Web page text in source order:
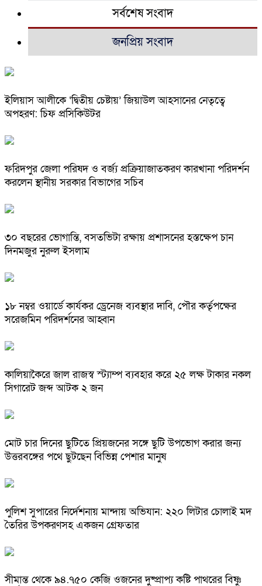
সর্বশেষ সংবাদ
জনপ্রিয় সংবাদ
ইলিয়াস আলীকে ‘দ্বিতীয় চেষ্টায়’ জিয়াউল আহসানের নেতৃত্বে
অপহরণ: চিফ প্রসিকিউটর
ফরিদপুর জেলা পরিষদ ও বর্জ্য প্রক্রিয়াজাতকরণ কারখানা পরিদর্শন
করলেন স্থানীয় সরকার বিভাগের সচিব
৩০ বছরের ভোগান্তি, বসতভিটা রক্ষায় প্রশাসনের হস্তক্ষেপ চান
দিনমজুর নুরুল ইসলাম
১৮ নম্বর ওয়ার্ডে কার্যকর ড্রেনেজ ব্যবস্থার দাবি, পৌর কর্তৃপক্ষের
সরেজমিন পরিদর্শনের আহ্বান
কালিয়াকৈরে জাল রাজস্ব স্ট্যাম্প ব্যবহার করে ২৫ লক্ষ টাকার নকল
সিগারেট জব্দ আটক ২ জন
মোট চার দিনের ছুটিতে প্রিয়জনের সঙ্গে ছুটি উপভোগ করার জন্য
উত্তরবঙ্গের পথে ছুটছেন বিভিন্ন পেশার মানুষ
পুলিশ সুপারের নির্দেশনায় মান্দায় অভিযান: ২২০ লিটার চোলাই মদ
তৈরির উপকরণসহ একজন গ্রেফতার
সীমান্ত থেকে ৯৪.৭৫০ কেজি ওজনের দুষ্প্রাপ্য কষ্টি পাথরের বিষ্ণু